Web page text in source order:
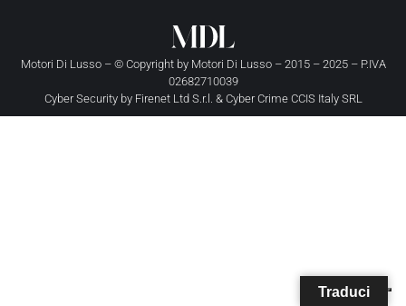
Motori Di Lusso – © Copyright by Motori Di Lusso– 2015 – 2025 – P.IVA
02682710039
Cyber Security by Firenet Ltd S.r.l. & Cyber Crime CCIS Italy SRL
Traduci